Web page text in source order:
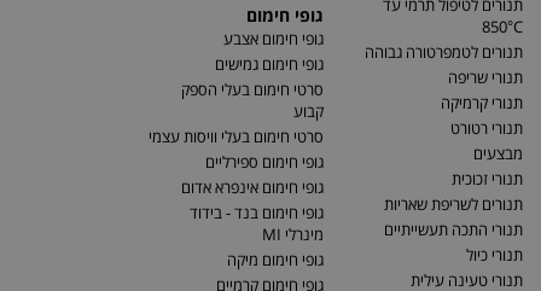
תנורים לטיפול תרמי עד
850°C
תנורים לטמפרטורה גבוהה
תנורי שריפה
תנורי קרמיקה
תנורי רטורט
מבצעים
תנורי זכוכית
תנורים לשריפת שאריות
תנורי התכה תעשייתיים
תנורי כיול
תנורי טעינה עילית
גופי חימום
גופי חימום אצבע
גופי חימום גמישים
סרטי חימום בעלי הספק
קבוע
סרטי חימום בעלי וויסות עצמי
גופי חימום ספירליים
גופי חימום אינפרא אדום
גופי חימום בנד - בידוד
מינרלי MI
גופי חימום מיקה
גופי חימום קרמיים